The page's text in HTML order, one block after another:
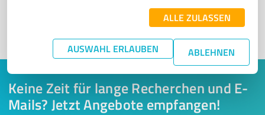
ALLE ZULASSEN
AUSWAHL ERLAUBEN ABLEHNEN
Keine Zeit für lange Recherchen und E-
Mails? Jetzt Angebote empfangen!